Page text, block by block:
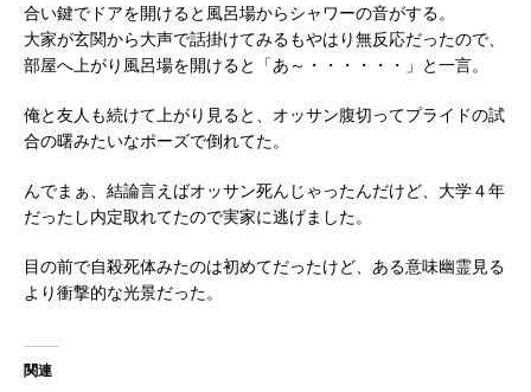
合い鍵でドアを開けると風呂場からシャワーの音がする。
大家が玄関から大声で話掛けてみるもやはり無反応だったので、
部屋へ上がり風呂場を開けると「あ～・・・・・・」と一言。
俺と友人も続けて上がり見ると、オッサン腹切ってプライドの試
合の曙みたいなポーズで倒れてた。
んでまぁ、結論言えばオッサン死んじゃったんだけど、大学４年
だったし内定取れてたので実家に逃げました。
目の前で自殺死体みたのは初めてだったけど、ある意味幽霊見る
より衝撃的な光景だった。
関連